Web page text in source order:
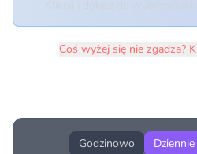
Coś wyżej się nie zgadza?
Godzinowo Dziennie